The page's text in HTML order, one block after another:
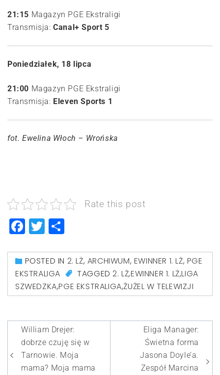
21:15 Magazyn PGE Ekstraligi
Transmisja:Canal+ Sport 5
Poniedziałek, 18 lipca
21:00 Magazyn PGE Ekstraligi
Transmisja: Eleven Sports 1
fot. Ewelina Włoch – Wrońska
Rate this post
Facebook
Twitter
POSTED IN 2. LŻ, ARCHIWUM, EWINNER 1. LŻ, PGE
EKSTRALIGA
TAGGED2. LŻ,EWINNER 1. LŻ,LIGA
SZWEDZKA,PGE EKSTRALIGA,ŻUŻEL W TELEWIZJI
Nawigacja
wpisu
William Drejer:
dobrze czuję się w
Tarnowie. Moja
mama? Moja mama
Eliga Manager:
Świetna forma
Jasona Doyle’a.
Zespół Marcina